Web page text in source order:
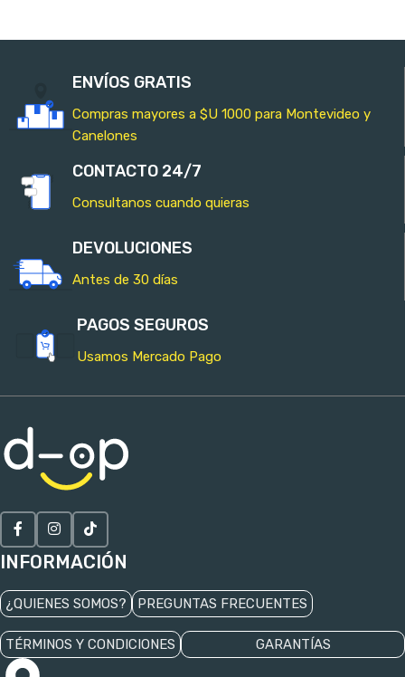
ENVÍOS GRATIS
Compras mayores a $U 1000 para Montevideo y
Canelones
CONTACTO 24/7
Consultanos cuando quieras
DEVOLUCIONES
Antes de 30 días
PAGOS SEGUROS
Usamos Mercado Pago
INFORMACIÓN
¿QUIENES SOMOS? PREGUNTAS FRECUENTES
TÉRMINOS Y CONDICIONES GARANTÍAS